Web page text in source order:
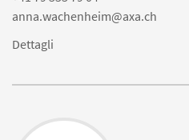
anna.wachenheim@axa.ch
Dettagli